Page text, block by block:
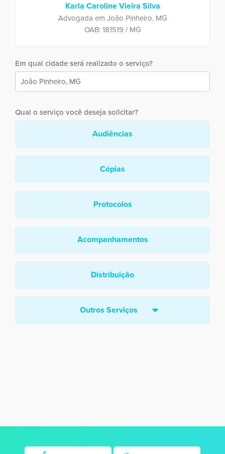
Karla Caroline Vieira Silva
Advogada em João Pinheiro, MG
OAB: 181519 / MG
Em qual cidade será realizado o serviço?
Qual o serviço você deseja solicitar?
Audiências
Cópias
Protocolos
Acompanhamentos
Distribuição
Outros Serviços